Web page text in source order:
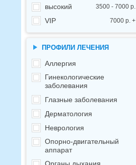
высокий 3500 - 7000 р.
VIP 7000 р. +
ПРОФИЛИ ЛЕЧЕНИЯ
Аллергия
Гинекологические
заболевания
Глазные заболевания
Дерматология
Неврология
Опорно-двигательный
аппарат